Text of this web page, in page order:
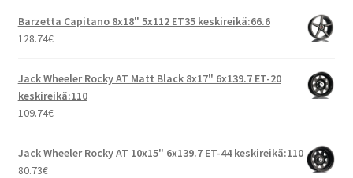
Barzetta Capitano 8x18" 5x112 ET35 keskireikä:66.6
128.74€
Jack Wheeler Rocky AT Matt Black 8x17" 6x139.7 ET-20
keskireikä:110
109.74€
Jack Wheeler Rocky AT 10x15" 6x139.7 ET-44 keskireikä:110
80.73€